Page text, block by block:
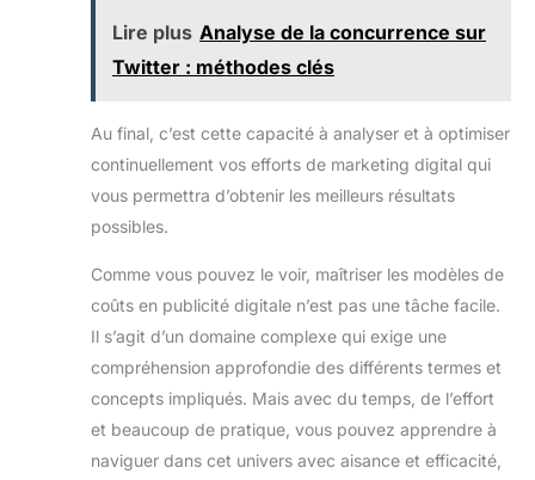
Lire plus Analyse de la concurrence sur
Twitter : méthodes clés
Au final, c’est cette capacité à analyser et à optimiser
continuellement vos efforts de marketing digital qui
vous permettra d’obtenir les meilleurs résultats
possibles.
Comme vous pouvez le voir, maîtriser les modèles de
coûts en publicité digitale n’est pas une tâche facile.
Il s’agit d’un domaine complexe qui exige une
compréhension approfondie des différents termes et
concepts impliqués. Mais avec du temps, de l’effort
et beaucoup de pratique, vous pouvez apprendre à
naviguer dans cet univers avec aisance et efficacité,